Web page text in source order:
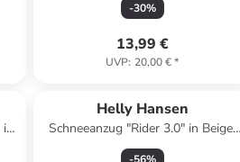
-30%
13,99 €
UVP: 20,00 €*
in
Helly Hansen
Schneeanzug "Rider 3.0" in Beige/
Dunkelblau